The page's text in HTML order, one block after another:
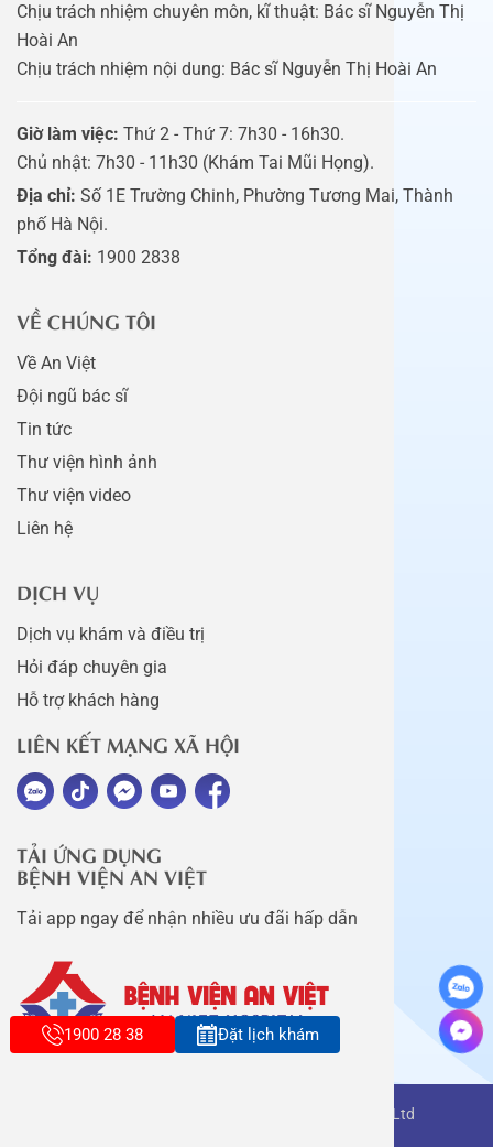
Chịu trách nhiệm chuyên môn, kĩ thuật: Bác sĩ Nguyễn Thị
Hoài An
Chịu trách nhiệm nội dung: Bác sĩ Nguyễn Thị Hoài An
Giờ làm việc: Thứ 2 - Thứ 7: 7h30 - 16h30.
Chủ nhật: 7h30 - 11h30 (Khám Tai Mũi Họng).
Địa chỉ: Số 1E Trường Chinh, Phường Tương Mai, Thành
phố Hà Nội.
Tổng đài: 1900 2838
VỀ CHÚNG TÔI
Về An Việt
Đội ngũ bác sĩ
Tin tức
Thư viện hình ảnh
Thư viện video
Liên hệ
DỊCH VỤ
Dịch vụ khám và điều trị
Hỏi đáp chuyên gia
Hỗ trợ khách hàng
LIÊN KẾT MẠNG XÃ HỘI
TẢI ỨNG DỤNG
BỆNH VIỆN AN VIỆT
Tải app ngay để nhận nhiều ưu đãi hấp dẫn
Copyright belongs to An Viet Thang Long Co., Ltd
1900 28 38 Đặt lịch khám